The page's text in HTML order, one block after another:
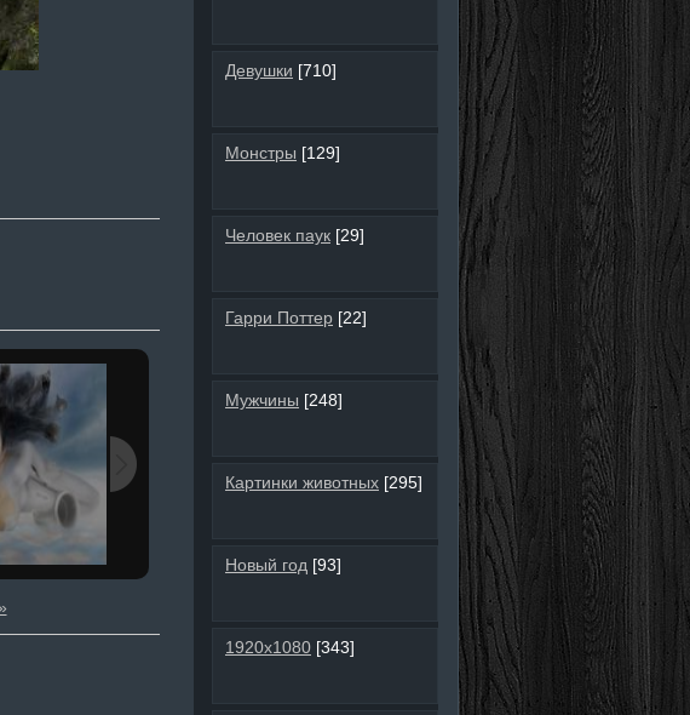
Девушки [710]
Монстры [129]
Человек паук [29]
Гарри Поттер [22]
Мужчины [248]
Картинки животных [295]
Новый год [93]
1920х1080 [343]